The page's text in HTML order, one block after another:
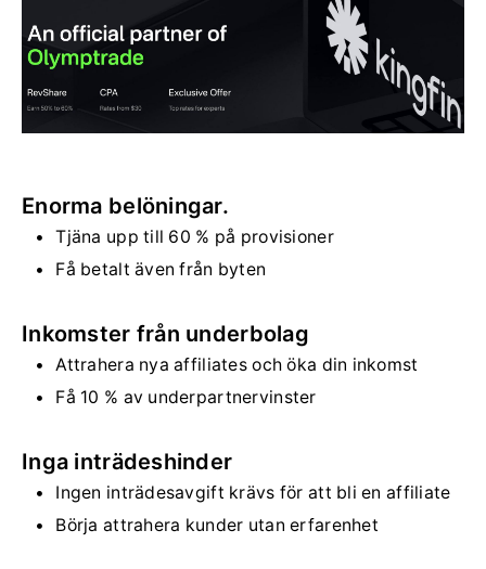
Enorma belöningar.
Tjäna upp till 60 % på provisioner
Få betalt även från byten
Inkomster från underbolag
Attrahera nya affiliates och öka din inkomst
Få 10 % av underpartnervinster
Inga inträdeshinder
Ingen inträdesavgift krävs för att bli en affiliate
Börja attrahera kunder utan erfarenhet